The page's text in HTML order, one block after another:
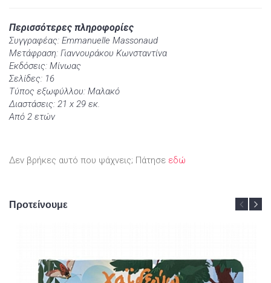
Περισσότερες πληροφορίες
Συγγραφέας: Emmanuelle Massonaud
Μετάφραση: Γιαννουράκου Κωνσταντίνα
Εκδόσεις: Μίνωας
Σελίδες: 16
Τύπος εξωφύλλου: Μαλακό
Διαστάσεις: 21 x 29 εκ.
Από 2 ετών
Δεν βρήκες αυτό που ψάχνεις; Πάτησε εδώ
Προτείνουμε